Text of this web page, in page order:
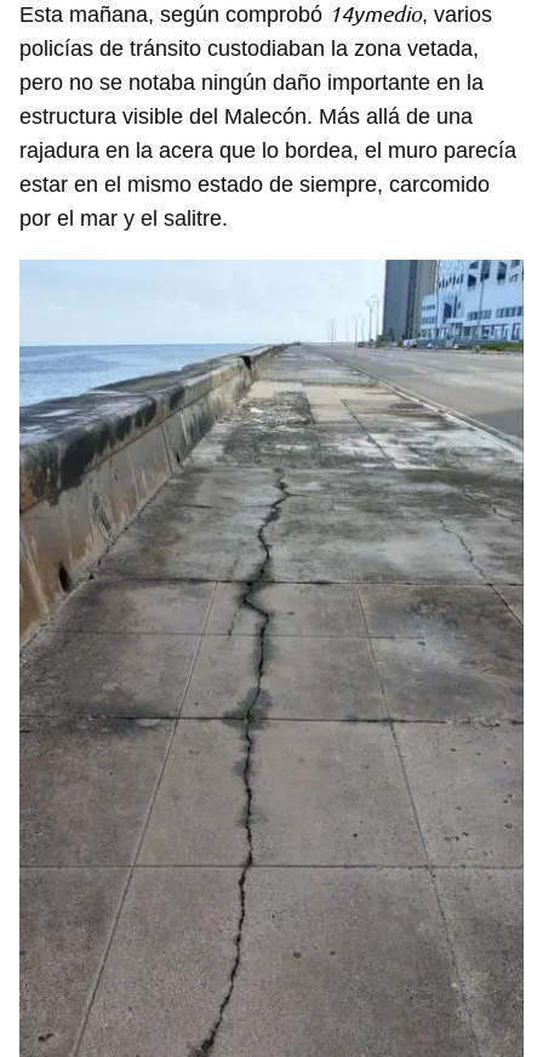
Esta mañana, según comprobó 14ymedio, varios
policías de tránsito custodiaban la zona vetada,
pero no se notaba ningún daño importante en la
estructura visible del Malecón. Más allá de una
rajadura en la acera que lo bordea, el muro parecía
estar en el mismo estado de siempre, carcomido
por el mar y el salitre.